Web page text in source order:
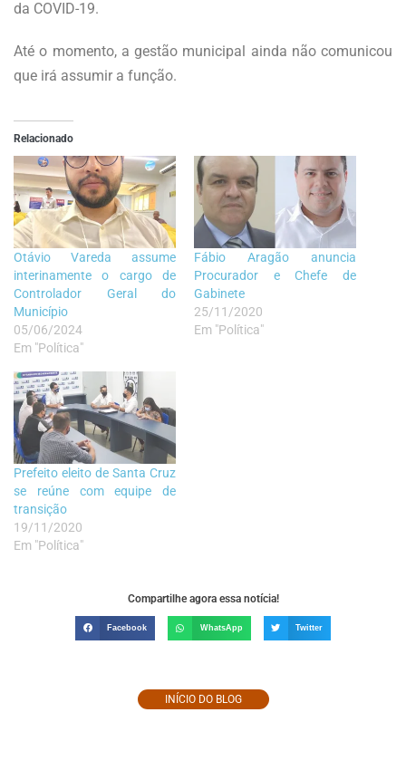
da COVID-19.
Até o momento, a gestão municipal ainda não comunicou
que irá assumir a função.
Relacionado
Otávio Vareda assume
interinamente o cargo de
Controlador Geral do
Município
05/06/2024
Em "Política"
Fábio Aragão anuncia
Procurador e Chefe de
Gabinete
25/11/2020
Em "Política"
Prefeito eleito de Santa Cruz
se reúne com equipe de
transição
19/11/2020
Em "Política"
Compartilhe agora essa notícia!
Facebook WhatsApp Twitter
INÍCIO DO BLOG